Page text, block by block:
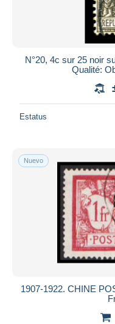
N°20, 4c sur 25 noir
Qualité:
Estatus
Nuevo
1907-1922. CHINE